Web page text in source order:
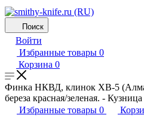
Поиск
Войти
Избранные товары 0
Корзина 0
Финка НКВД, клинок ХВ-5
береза красная/зеленая. -
Избранные товары 0